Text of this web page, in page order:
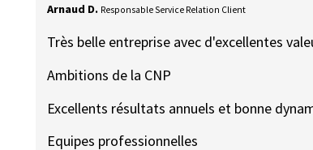
Arnaud D. Responsable Service Relation Client
Très belle entreprise avec d'excellentes
Ambitions de la CNP
Excellents résultats annuels et bonne
Equipes professionnelles